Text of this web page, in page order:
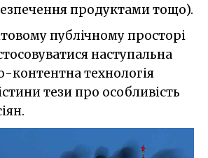
продуктами тощо).
публічному просторі
наступальна
контентна технологія
тези про особливість